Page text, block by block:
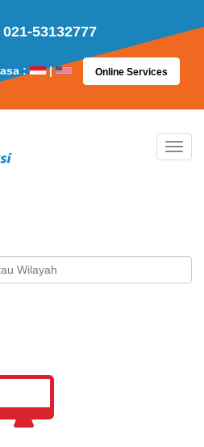
53132777
: | Online Services